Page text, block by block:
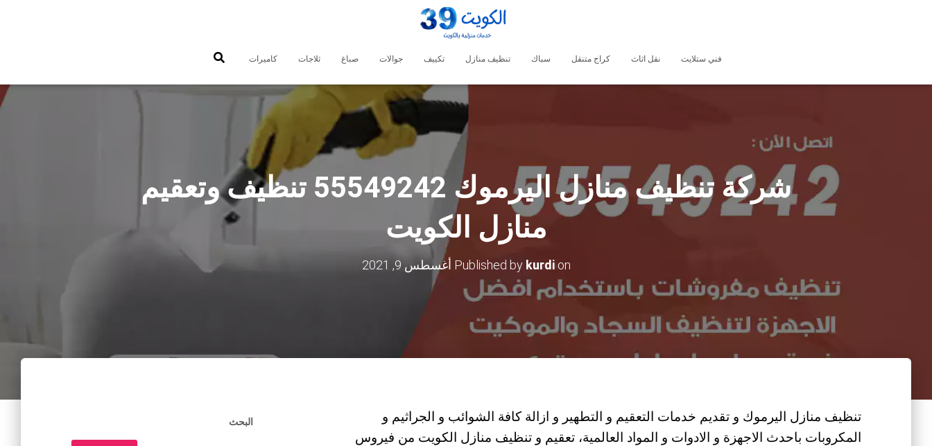
فني ستلايت نقل اثاث كراج متنقل سباك تنظيف منازل تكييف جوالات صباغ ثلاجات كاميرات
شركة تنظيف منازل اليرموك 55549242 تنظيف وتعقيم
منازل الكويت
Published by kurdion أغسطس 9, 2021
تنظيف منازل اليرموك و تقديم خدمات التعقيم و التطهير و ازالة كافة الشوائب و الجراثيم و
المكروبات باحدث الاجهزة و الادوات و المواد العالمية، تعقيم و تنظيف منازل الكويت من فيروس
البحث